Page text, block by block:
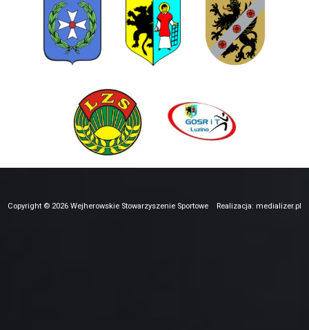
Copyright © 2026 Wejherowskie Stowarzyszenie Sportowe Realizacja: medializer.pl